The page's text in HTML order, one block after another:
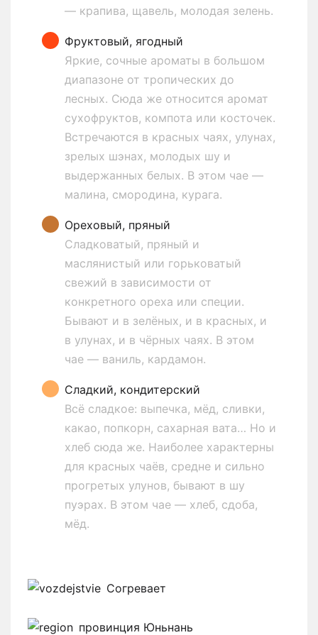
— крапива, щавель, молодая зелень.
Фруктовый, ягодный
Яркие, сочные ароматы в большом
диапазоне от тропических до
лесных. Сюда же относится аромат
сухофруктов, компота или косточек.
Встречаются в красных чаях, улунах,
зрелых шэнах, молодых шу и
выдержанных белых. В этом чае —
малина, смородина, курага.
Ореховый, пряный
Сладковатый, пряный и
маслянистый или горьковатый
свежий в зависимости от
конкретного ореха или специи.
Бывают и в зелёных, и в красных, и
в улунах, и в чёрных чаях. В этом
чае — ваниль, кардамон.
Сладкий, кондитерский
Всё сладкое: выпечка, мёд, сливки,
какао, попкорн, сахарная вата… Но и
хлеб сюда же. Наиболее характерны
для красных чаёв, средне и сильно
прогретых улунов, бывают в шу
пуэрах. В этом чае — хлеб, сдоба,
мёд.
Согревает
провинция Юньнань